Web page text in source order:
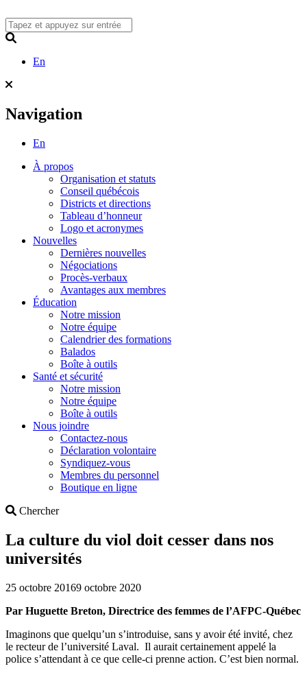
to
content
En
Navigation
En
À propos
Organisation et statuts
Conseil québécois
Districts et directions
Tableau d’honneur
Logo et acronymes
Nouvelles
Dernières nouvelles
Négociations
Procès-verbaux
Avantages aux membres
Éducation
Notre mission
Notre équipe
Calendrier des formations
Balados
Boîte à outils
Santé et sécurité
Notre mission
Notre équipe
Boîte à outils
Nous joindre
Contactez-nous
Déclaration volontaire
Syndiquez-vous
Membres du personnel
Boutique en ligne
ChercherSearch
La culture du viol doit cesser dans nos
universités
25 octobre 20169 octobre 2020
Par Huguette Breton, Directrice des femmes de l’AFPC-Québec
Imaginons que quelqu’un s’introduise, sans y avoir été invité, chez
le recteur de l’université Laval. Il aurait certainement appelé la
police s’attendant à ce que celle-ci prenne action. C’est bien normal.